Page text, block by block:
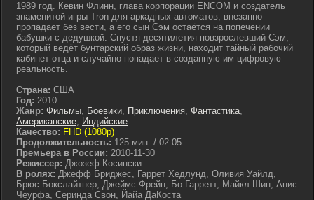
1989 год. Кевин Флинн, глава корпорации ENCOM и создатель
знаменитой игры Tron для аркадных автоматов, внезапно
пропадает без вести, а его сын Сэм остаётся на попечении
бабушки с дедушкой. Спустя десятилетия повзрослевший Сэм,
который ведёт бунтарский образ жизни, находит тайный рабочий
кабинет отца и случайно попадает в созданную им цифровую
реальность.
Страна: США
Год: 2010
Жанр: Фильмы, Боевики, Приключения, Фантастика,
Американские, Индийские
Качество: FHD (1080p)
Продолжительность: 125 мин. / 02:05
Премьера в России: 2010-11-30
Режиссер: Джозеф Косински
В ролях: Джефф Бриджес, Гаррет Хедлунд, Оливия Уайлд,
Брюс Бокслайтнер, Джеймс Фрейн, Бо Гарретт, Майкл Шин, Анис
Чеурфа, Серинда Свон, Йайа ДаКоста